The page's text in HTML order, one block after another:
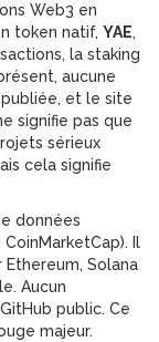
Web3 en
token natif, YAE,
la staking
aucune
et le site
signifie pas que
sérieux
cela signifie
données
Il
Solana
Aucun
public. Ce
majeur.